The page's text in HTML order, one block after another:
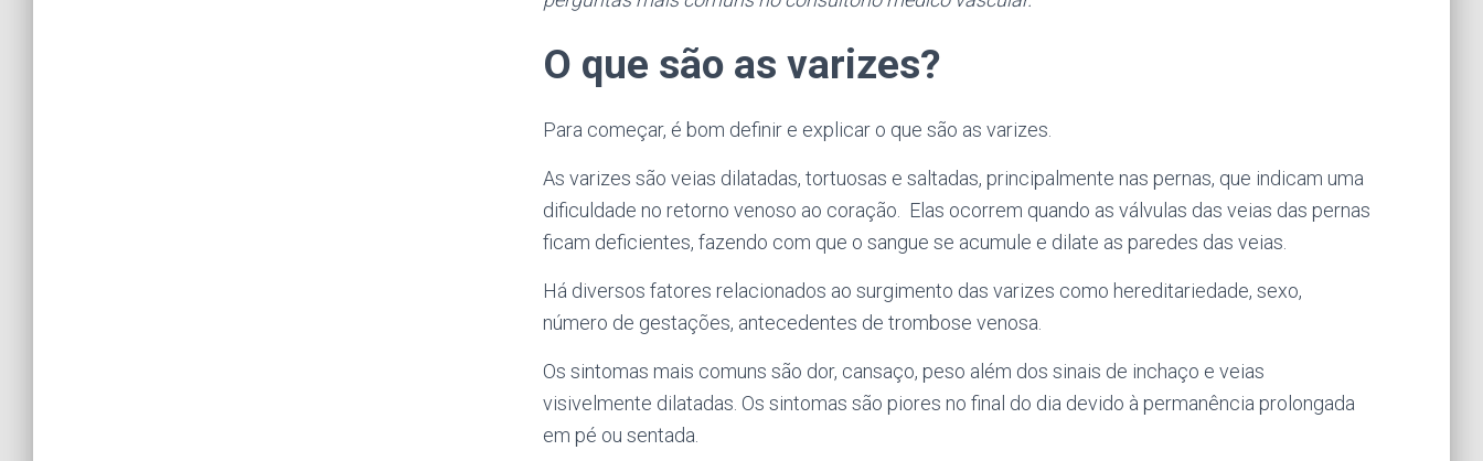
O que são as varizes?
Para começar, é bom definir e explicar o que são as varizes.
As varizes são veias dilatadas, tortuosas e saltadas, principalmente nas pernas, que indicam uma
dificuldade no retorno venoso ao coração. Elas ocorrem quando as válvulas das veias das pernas
ficam deficientes, fazendo com que o sangue se acumule e dilate as paredes das veias.
Há diversos fatores relacionados ao surgimento das varizes como hereditariedade, sexo,
número de gestações, antecedentes de trombose venosa.
Os sintomas mais comuns são dor, cansaço, peso além dos sinais de inchaço e veias
visivelmente dilatadas. Os sintomas são piores no final do dia devido à permanência prolongada
em pé ou sentada.